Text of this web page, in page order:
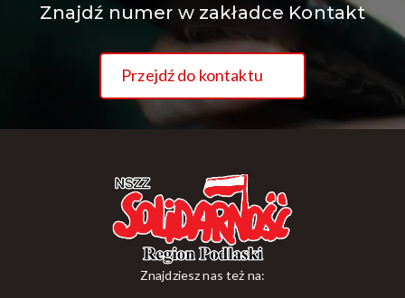
Znajdź numer w zakładce Kontakt
Przejdź do kontaktu
Znajdziesz nas też na: